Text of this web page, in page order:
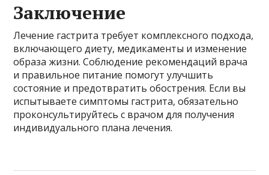
Заключение
Лечение гастрита требует комплексного подхода,
включающего диету, медикаменты и изменение
образа жизни. Соблюдение рекомендаций врача
и правильное питание помогут улучшить
состояние и предотвратить обострения. Если вы
испытываете симптомы гастрита, обязательно
проконсультируйтесь с врачом для получения
индивидуального плана лечения.